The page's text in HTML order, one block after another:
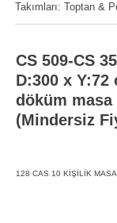
Takımları: Toptan &
CS 509-CS
D:300 x
döküm masa
(Mindersiz
128 CAS 10 KİŞİLİK MASA